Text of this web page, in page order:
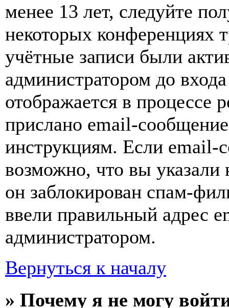
менее 13 лет, следуйте
некоторых конференциях
учётные записи были
администратором до
отображается в процессе
прислано email-
инструкциям. Если email-
возможно, что вы
он заблокирован спам-
ввели правильный адрес
администратором.
Вернуться к началу
» Почему я не могу